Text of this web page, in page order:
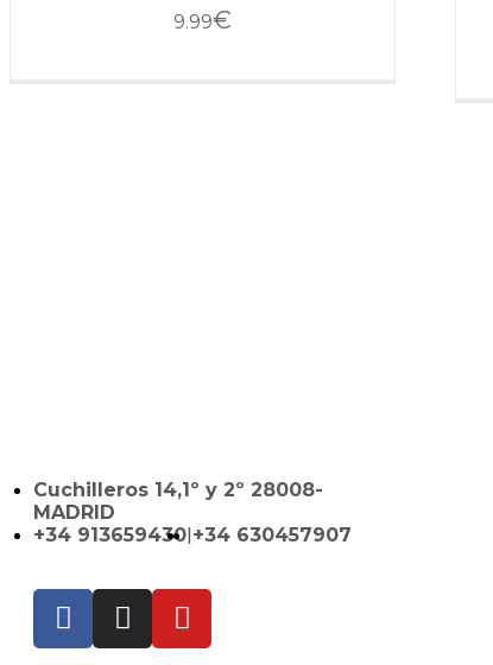
9.99€
Cuchilleros 14,1º y 2º 28008-
MADRID
+34 913659430|+34 630457907